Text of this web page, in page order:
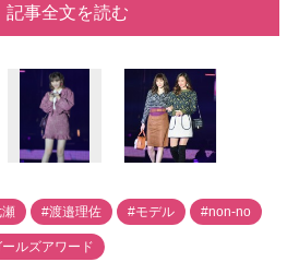
記事全文を読む
#渡邉理佐 #モデル #non-no
ルズアワード